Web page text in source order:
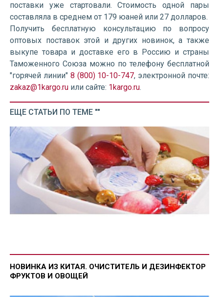
поставки уже стартовали. Стоимость одной пары
составляла в среднем от 179 юаней или 27 долларов.
Получить бесплатную консультацию по вопросу
оптовых поставок этой и других новинок, а также
выкупе товара и доставке его в Россию и страны
Таможенного Союза можно по телефону бесплатной
"горячей линии" 8 (800) 10-10-747, электронной почте:
zakaz@1kargo.ru или сайте: 1kargo.ru.
ЕЩЕ СТАТЬИ ПО ТЕМЕ ""
НОВИНКА ИЗ КИТАЯ. ОЧИСТИТЕЛЬ И ДЕЗИНФЕКТОР
ФРУКТОВ И ОВОЩЕЙ